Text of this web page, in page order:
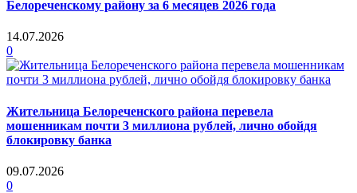
Белореченскому району за 6 месяцев 2026 года
14.07.2026
0
Жительница Белореченского района перевела
мошенникам почти 3 миллиона рублей, лично обойдя
блокировку банка
09.07.2026
0